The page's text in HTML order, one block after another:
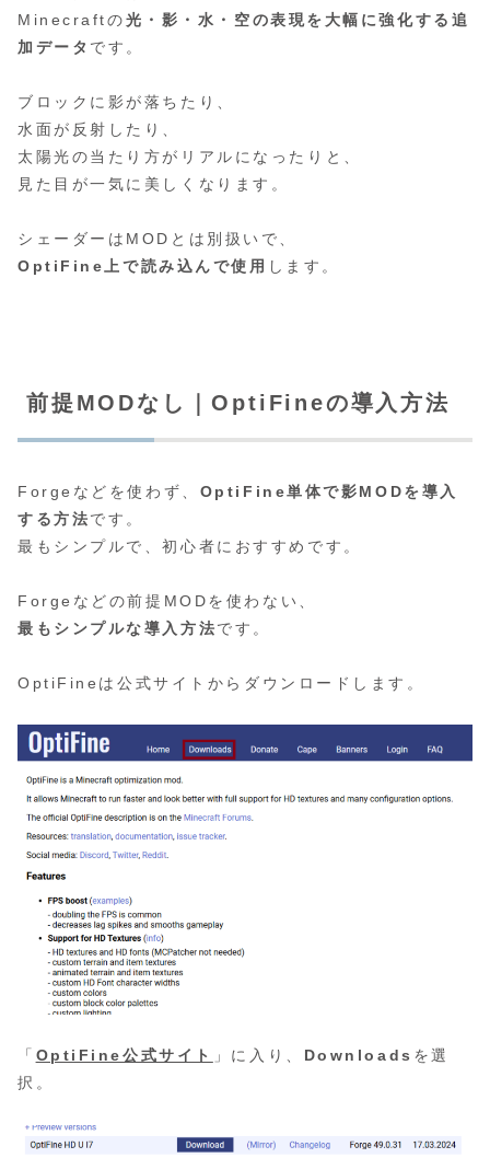
Minecraftの光・影・水・空の表現を大幅に強化する追
加データ です。
ブロックに影が落ちたり、
水面が反射したり、
太陽光の当たり方がリアルになったりと、
見た目が一気に美しくなります。
シェーダーはMODとは別扱いで、
OptiFine上で読み込んで使用 します。
前提MODなし｜OptiFineの導入方法
Forgeなどを使わず、 OptiFine単体で影MODを導入
する方法です。
最もシンプルで、初心者におすすめです。
Forgeなどの前提MODを使わない、
最もシンプルな導入方法です。
OptiFineは公式サイトからダウンロードします。
「 OptiFine公式サイト 」に入り、 Downloads を選
択。